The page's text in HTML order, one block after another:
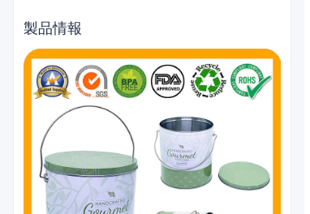
製品情報